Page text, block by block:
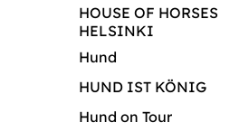
HOUSE OF HORSES
HELSINKI
Hund
HUND IST KÖNIG
Hund on Tour